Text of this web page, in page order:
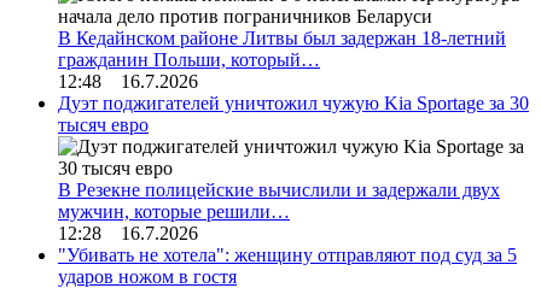
В Кедайнском районе Литвы был задержан 18-летний
гражданин Польши, который…
12:48 16.7.2026
Дуэт поджигателей уничтожил чужую Kia Sportage за 30
тысяч евро
В Резекне полицейские вычислили и задержали двух
мужчин, которые решили…
12:28 16.7.2026
"Убивать не хотела": женщину отправляют под суд за 5
ударов ножом в гостя